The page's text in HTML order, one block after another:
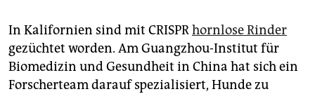
In Kalifornien sind mit CRISPRhornlose Rinder
gezüchtet worden. Am Guangzhou-Institut für
Biomedizin und Gesundheit in China hat sich ein
Forscherteam darauf spezialisiert, Hunde zu